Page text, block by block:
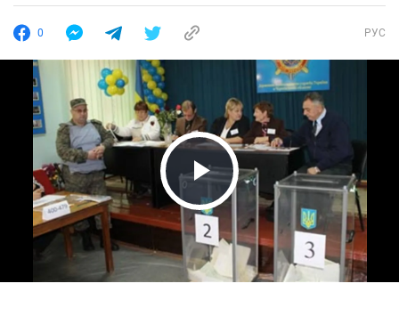
0 РУС
Play Video